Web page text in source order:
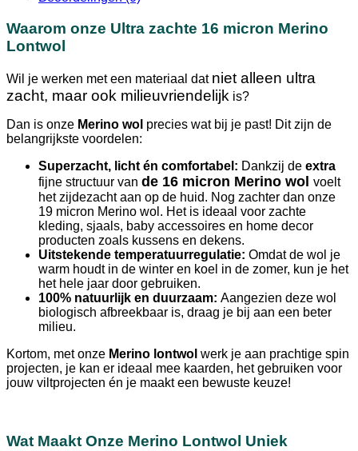
Peach
Waarom onze Ultra zachte 16 micron Merino
Lontwol
Wil je werken met een materiaal dat niet alleen ultra
zacht, maar ook milieuvriendelijk is?
Dan is onze Merino wol precies wat bij je past! Dit zijn de
belangrijkste voordelen:
Superzacht, licht én comfortabel: Dankzij de extra
fijne structuur van de 16 micron Merino wol voelt
het zijdezacht aan op de huid. Nog zachter dan onze
19 micron Merino wol. Het is ideaal voor zachte
kleding, sjaals, baby accessoires en home decor
producten zoals kussens en dekens.
Uitstekende temperatuurregulatie: Omdat de wol je
warm houdt in de winter en koel in de zomer, kun je het
het hele jaar door gebruiken.
100% natuurlijk en duurzaam: Aangezien deze wol
biologisch afbreekbaar is, draag je bij aan een beter
milieu.
Kortom, met onze Merino lontwol werk je aan prachtige spin
projecten, je kan er ideaal mee kaarden, het gebruiken voor
jouw viltprojecten én je maakt een bewuste keuze!
Wat Maakt Onze Merino Lontwol Uniek